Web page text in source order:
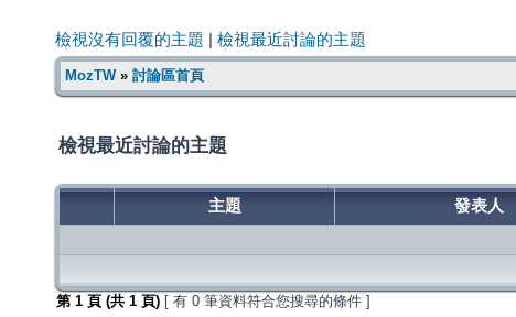
檢視沒有回覆的主題 檢視最近討論的主題
MozTW» 討論區首頁
檢視最近討論的主題
主題 發表人
第 1 頁 (共 1 頁) [ 有 0 筆資料符合您搜尋的條件 ]